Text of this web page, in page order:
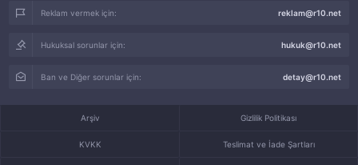
Reklam vermek için: reklam@r10.net
Hukuksal sorunlar için: hukuk@r10.net
Ban ve Diğer sorunlar için: detay@r10.net
Arşiv Gizlilik Politikası
KVKK Teslimat ve İade Şartları